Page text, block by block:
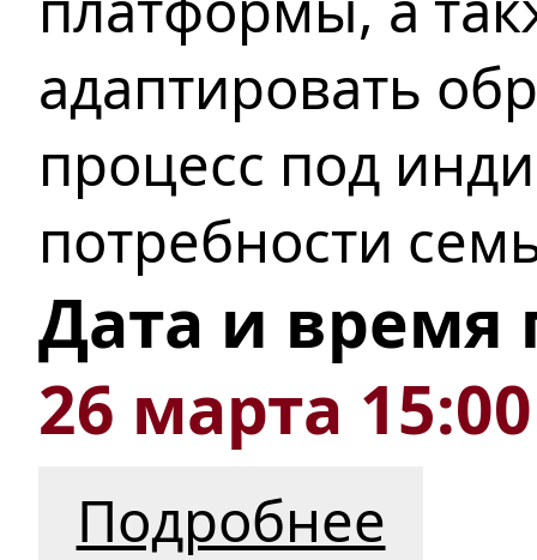
адаптировать
процесс под
потребности
Дата и время
26 марта
Подробнее